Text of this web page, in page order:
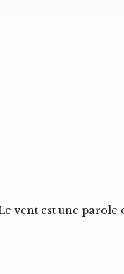
vent est une parole